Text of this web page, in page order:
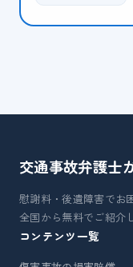
交通事故弁護士
慰謝料・後遺障害でお
全国から無料でご紹介
コンテンツ一覧